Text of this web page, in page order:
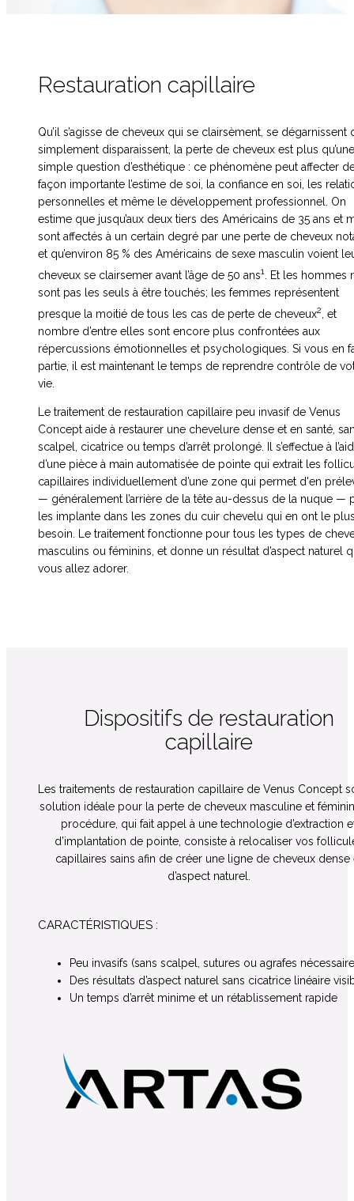
Restauration capillaire
Qu’il s’agisse de cheveux qui se clairsèment, se dégarnissent
simplement disparaissent, la perte de cheveux est plus qu’une
simple question d’esthétique : ce phénomène peut affecter
façon importante l’estime de soi, la confiance en soi, les
personnelles et même le développement professionnel. On
estime que jusqu’aux deux tiers des Américains de 35 ans et
sont affectés à un certain degré par une perte de cheveux
et qu’environ 85 % des Américains de sexe masculin voient
cheveux se clairsemer avant l’âge de 50 ans1 . Et les hommes
sont pas les seuls à être touchés; les femmes représentent
presque la moitié de tous les cas de perte de cheveux2 , et
nombre d’entre elles sont encore plus confrontées aux
répercussions émotionnelles et psychologiques. Si vous en
partie, il est maintenant le temps de reprendre contrôle de
vie.
Le traitement de restauration capillaire peu invasif de Venus
Concept aide à restaurer une chevelure dense et en santé,
scalpel, cicatrice ou temps d’arrêt prolongé. Il s’effectue à
d’une pièce à main automatisée de pointe qui extrait les
capillaires individuellement d’une zone qui permet d'en
— généralement l’arrière de la tête au-dessus de la nuque —
les implante dans les zones du cuir chevelu qui en ont le
besoin. Le traitement fonctionne pour tous les types de
masculins ou féminins, et donne un résultat d’aspect naturel
vous allez adorer.
Dispositifs de restauration
capillaire
Les traitements de restauration capillaire de Venus Concept
solution idéale pour la perte de cheveux masculine et
procédure, qui fait appel à une technologie d’extraction
d’implantation de pointe, consiste à relocaliser vos
capillaires sains afin de créer une ligne de cheveux dense
d’aspect naturel.
CARACTÉRISTIQUES :
Peu invasifs (sans scalpel, sutures ou agrafes
Des résultats d’aspect naturel sans cicatrice linéaire
Un temps d’arrêt minime et un rétablissement rapide